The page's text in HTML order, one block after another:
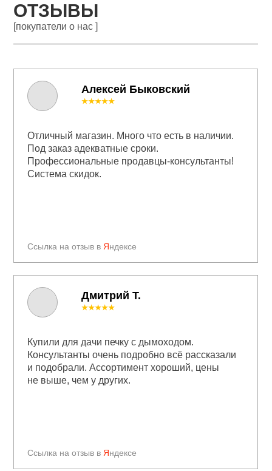
ОТЗЫВЫ
[покупатели о нас ]
Алексей Быковский
Ссылка на отзыв в Яндексе
★★★★★
Отличный магазин. Много что есть в наличии.
Под заказ адекватные сроки.
Профессиональные продавцы-консультанты!
Система скидок.
Ссылка на отзыв в Яндексе
★★★★★
Купили для дачи печку с дымоходом.
Консультанты очень подробно всё рассказали
и подобрали. Ассортимент хороший, цены
не выше, чем у других.
Дмитрий Т.